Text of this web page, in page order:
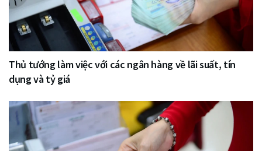
Thủ tướng làm việc với các ngân hàng về lãi suất, tín
dụng và tỷ giá